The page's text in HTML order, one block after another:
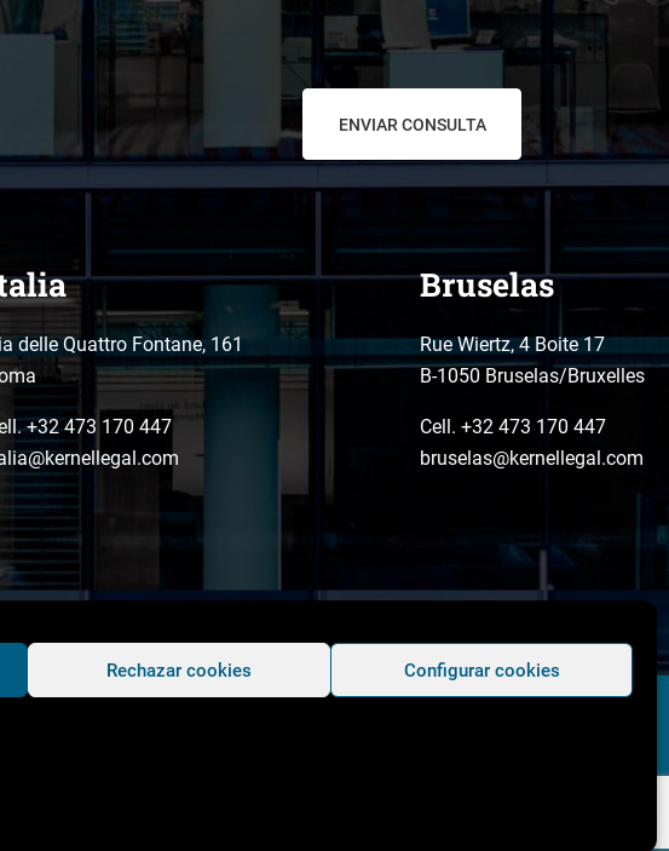
Rechazar cookies Configurar cookies
delle Quattro Fontane, 161
+32 473 170 447
Bruselas
Rue Wiertz, 4 Boite 17
B-1050 Bruselas/Bruxelles
Cell. +32 473 170 447
bruselas@kernellegal.com